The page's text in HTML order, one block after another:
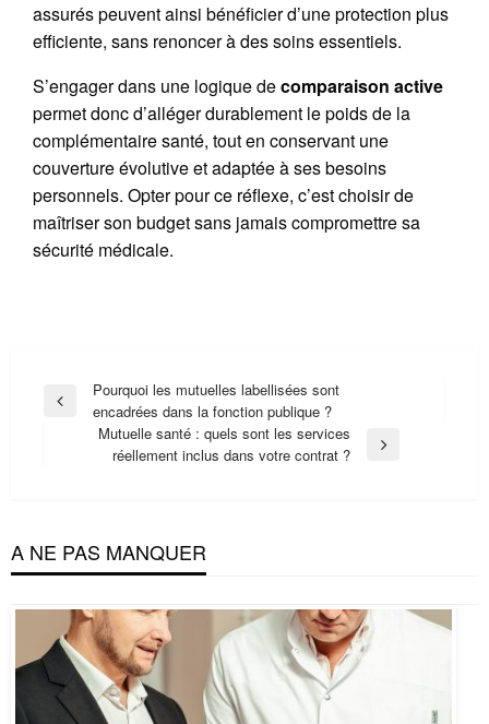
assurés peuvent ainsi bénéficier d’une protection plus
efficiente, sans renoncer à des soins essentiels.
S’engager dans une logique decomparaison active
permet donc d’alléger durablement le poids de la
complémentaire santé, tout en conservant une
couverture évolutive et adaptée à ses besoins
personnels. Opter pour ce réflexe, c’est choisir de
maîtriser son budget sans jamais compromettre sa
sécurité médicale.
Navigation
Previous
Pourquoi les mutuelles labellisées sont
encadrées dans la fonction publique ?
Mutuelle santé : quels sont les services
réellement inclus dans votre contrat ?
A NE PAS MANQUER